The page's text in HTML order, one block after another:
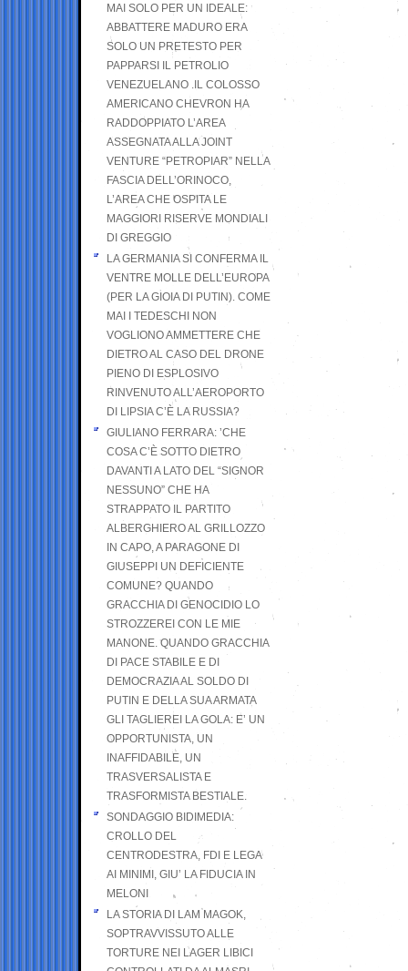
MAI SOLO PER UN IDEALE:
ABBATTERE MADURO ERA
SOLO UN PRETESTO PER
PAPPARSI IL PETROLIO
VENEZUELANO .IL COLOSSO
AMERICANO CHEVRON HA
RADDOPPIATO L’AREA
ASSEGNATA ALLA JOINT
VENTURE “PETROPIAR” NELLA
FASCIA DELL’ORINOCO,
L’AREA CHE OSPITA LE
MAGGIORI RISERVE MONDIALI
DI GREGGIO
LA GERMANIA SI CONFERMA IL
VENTRE MOLLE DELL’EUROPA
(PER LA GIOIA DI PUTIN). COME
MAI I TEDESCHI NON
VOGLIONO AMMETTERE CHE
DIETRO AL CASO DEL DRONE
PIENO DI ESPLOSIVO
RINVENUTO ALL’AEROPORTO
DI LIPSIA C’È LA RUSSIA?
GIULIANO FERRARA: ’CHE
COSA C’È SOTTO DIETRO
DAVANTI A LATO DEL “SIGNOR
NESSUNO” CHE HA
STRAPPATO IL PARTITO
ALBERGHIERO AL GRILLOZZO
IN CAPO, A PARAGONE DI
GIUSEPPI UN DEFICIENTE
COMUNE? QUANDO
GRACCHIA DI GENOCIDIO LO
STROZZEREI CON LE MIE
MANONE. QUANDO GRACCHIA
DI PACE STABILE E DI
DEMOCRAZIA AL SOLDO DI
PUTIN E DELLA SUA ARMATA
GLI TAGLIEREI LA GOLA: E’ UN
OPPORTUNISTA, UN
INAFFIDABILE, UN
TRASVERSALISTA E
TRASFORMISTA BESTIALE.
SONDAGGIO BIDIMEDIA:
CROLLO DEL
CENTRODESTRA, FDI E LEGA
AI MINIMI, GIU’ LA FIDUCIA IN
MELONI
LA STORIA DI LAM MAGOK,
SOPTRAVVISSUTO ALLE
TORTURE NEI LAGER LIBICI